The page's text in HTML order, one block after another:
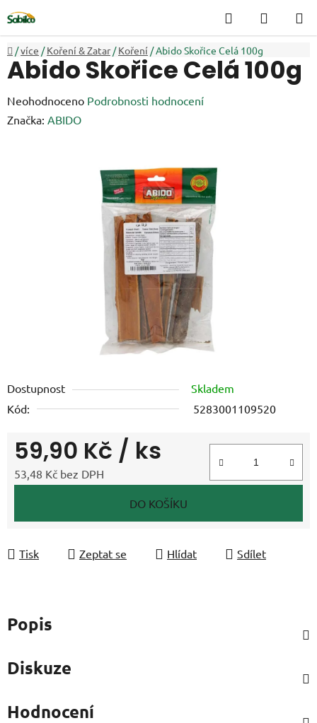
na
obsah
Hledat
KOŠÍK
Domů
/více / Koření & Zatar / Koření /Abido Skořice Celá 100g
Dostupnost
Skladem
Kód:
5283001109520
59,90 Kč / ks
53,48 Kč bez DPH
DO KOŠÍKU
Tisk Zeptat se Hlídat Sdílet
Abido Skořice Celá 100g
Průměrné
hodnocení
Neohodnoceno Podrobnosti hodnocení
Značka: ABIDO
Popis
Diskuze
Hodnocení